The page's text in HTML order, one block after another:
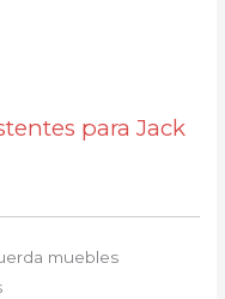
para Jack
muebles